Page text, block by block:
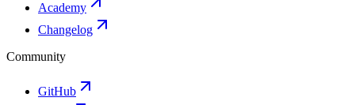
Academy
Changelog
Community
GitHub